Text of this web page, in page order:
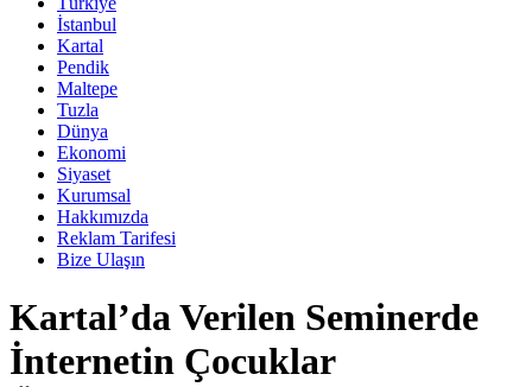
İstanbul
Kartal
Pendik
Maltepe
Tuzla
Dünya
Ekonomi
Siyaset
Kurumsal
Hakkımızda
Reklam Tarifesi
Bize Ulaşın
Kartal’da Verilen Seminerde
İnternetin Çocuklar